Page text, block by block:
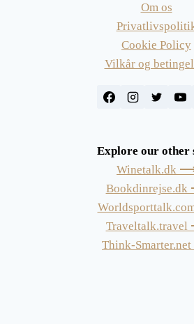
Om os
Cookie Policy
Vilkår og
Explore our other
Winetalk.dk
Think-